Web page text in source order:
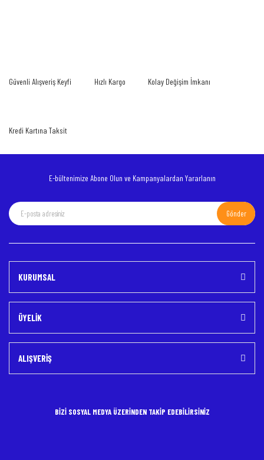
Ürün açıklamasında eksik bilgiler bulunuyor.
Güvenli Alışveriş Keyfi Hızlı Kargo Kolay Değişim İmkanı
Kredi Kartına Taksit
E-bültenimize Abone Olun ve Kampanyalardan Yararlanın
Gönder
KURUMSAL
ÜYELİK
ALIŞVERİŞ
BİZİ SOSYAL MEDYA ÜZERİNDEN TAKİP EDEBİLİRSİNİZ